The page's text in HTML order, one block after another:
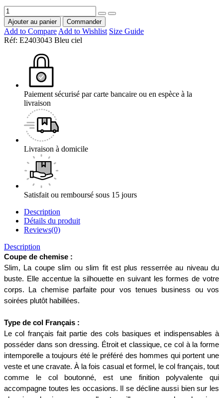
Ajouter au panier Commander
Add to CompareAdd to Wishlist Size Guide
Réf: E2403043 Bleu ciel
Paiement sécurisé par carte bancaire ou en espèce à la
livraison
Livraison à domicile
Satisfait ou remboursé sous 15 jours
Description
Détails du produit
Reviews(0)
Description
Coupe de chemise :
Slim, La coupe slim ou slim fit est plus resserrée au niveau du
buste. Elle accentue la silhouette en suivant les formes de votre
corps. La chemise parfaite pour vos tenues business ou vos
soirées plutôt habillées.
Type de col Français :
Le col français fait partie des cols basiques et indispensables à
posséder dans son dressing. Étroit et classique, ce col à la forme
intemporelle a toujours été le préféré des hommes qui portent une
veste et une cravate. À la fois casual et formel, le col français, tout
comme le col boutonné, est une finition polyvalente qui
accompagne toutes les occasions. Il se décline aussi bien sur les